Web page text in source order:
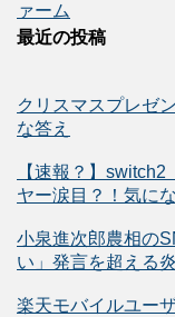
ァーム
最近の投稿
クリスマスプレゼ
な答え
【速報？】
ヤー涙目？！気に
小泉進次郎農相の
い」発言を超える
楽天モバイルユー